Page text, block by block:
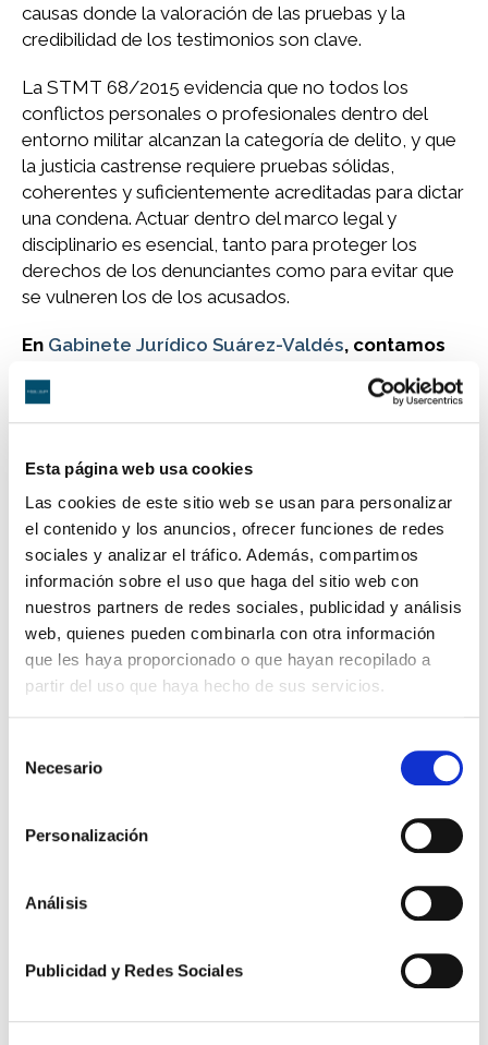
Esta página web usa cookies
Las cookies de este sitio web se usan para personalizar
el contenido y los anuncios, ofrecer funciones de redes
sociales y analizar el tráfico. Además, compartimos
información sobre el uso que haga del sitio web con
nuestros partners de redes sociales, publicidad y análisis
web, quienes pueden combinarla con otra información
que les haya proporcionado o que hayan recopilado a
partir del uso que haya hecho de sus servicios.
Necesario
Personalización
Análisis
Publicidad y Redes Sociales
causas donde la valoración de las pruebas y la
credibilidad de los testimonios son clave.
La STMT 68/2015 evidencia que no todos los
conflictos personales o profesionales dentro del
entorno militar alcanzan la categoría de delito, y que
la justicia castrense requiere pruebas sólidas,
coherentes y suficientemente acreditadas para dictar
una condena. Actuar dentro del marco legal y
disciplinario es esencial, tanto para proteger los
derechos de los denunciantes como para evitar que
se vulneren los de los acusados.
En Gabinete Jurídico Suárez-Valdés, contamos
en el entorno castrense, con una trayectoria
contrastada en procedimientos ante la
máxima discreción y rigor jurídico. No dudes en
consultarnos.
—
Consulta la sentencia completa en la web del
Consejo General del Poder Judicial:
STMT 68/2015 – Tribunal Militar Territorial
Quinto
Suárez Valdés logra que la Audiencia Nacional
Guardia Civil por responsabilidad patrimonial
Tribunal Militar Central condena a un Teniente Coronel